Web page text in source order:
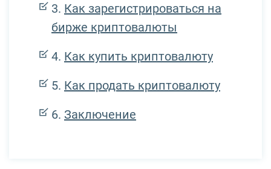
Как зарегистрироваться на
бирже криптовалюты
Как купить криптовалюту
Как продать криптовалюту
Заключение